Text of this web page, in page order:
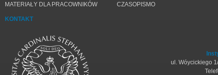
MATERIAŁY DLA PRACOWNIKÓW
KONTAKT
CZASOPISMO
ul. Wóycickiego